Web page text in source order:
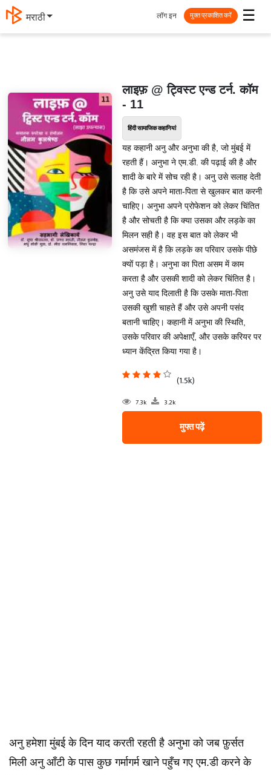
मराठी ☰
लॉग इन मुक्त प्रकाशित करें
लाइफ़ @ ट्विस्ट एन्ड टर्न. कॉम
- 11
हिंदी सामाजिक कहानियां
यह कहानी अनु और अनुभा की है, जो मुंबई में
रहती हैं। अनुभा ने एम.डी. की पढ़ाई की है और
शादी के बारे में सोच रही है। अनु उसे सलाह देती
है कि उसे अपने माता-पिता से खुलकर बात करनी
चाहिए। अनुभा अपने प्रोफेशन को लेकर चिंतित
है और सोचती है कि क्या उसका और लड़के का
मिलन सही है। वह इस बात को लेकर भी
असमंजस में है कि लड़के का परिवार उसके पीछे
क्यों पड़ा है। अनुभा का पिता असम में काम
करता है और उसकी शादी को लेकर चिंतित है।
अनु उसे याद दिलाती है कि उसके माता-पिता
उसकी खुशी चाहते हैं और उसे अपनी पसंद
बतानी चाहिए। कहानी में अनुभा की स्थिति,
उसके परिवार की अपेक्षाएँ, और उसके करियर पर
ध्यान केंद्रित किया गया है।
(1.5k)
7.3k 3.2k
मुफ्त पढ़ें
अनु हमेशा मुंबई के दिन याद करती रहती है अनुभा को जब फ़ुर्सत
मिली अनु आँटी के पास कुछ गर्मागर्म खाने पहुँच गए एम.डी करने के